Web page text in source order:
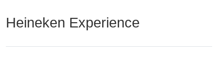
Heineken Experience